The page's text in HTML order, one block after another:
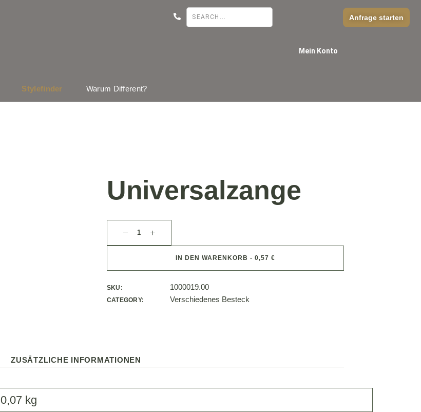
Stylefinder Warum Different?
Mein Konto
Anfrage starten
Universalzange
IN DEN WARENKORB - 0,57 €
SKU: 1000019.00
CATEGORY: Verschiedenes Besteck
ZUSÄTZLICHE INFORMATIONEN
0,07 kg